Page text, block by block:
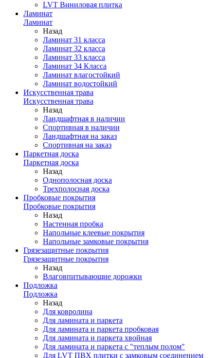
LVT Виниловая плитка
Ламинат
Ламинат
Назад
Ламинат 31 класса
Ламинат 32 класса
Ламинат 33 класса
Ламинат 34 Класса
Ламинат влагостойкий
Ламинат водостойкий
Искусственная трава
Искусственная трава
Назад
Ландшафтная в наличии
Спортивная в наличии
Ландшафтная на заказ
Спортивная на заказ
Паркетная доска
Паркетная доска
Назад
Однополосная доска
Трехполосная доска
Пробковые покрытия
Пробковые покрытия
Назад
Настенная пробка
Напольные клеевые покрытия
Напольные замковые покрытия
Грязезащитные покрытия
Грязезащитные покрытия
Назад
Влаговпитывающие дорожки
Подложка
Подложка
Назад
Для ковролина
Для ламината и паркета
Для ламината и паркета пробковая
Для ламината и паркета хвойная
Для ламината и паркета с "теплым полом"
Для LVT ПВХ плитки с замковым соединением